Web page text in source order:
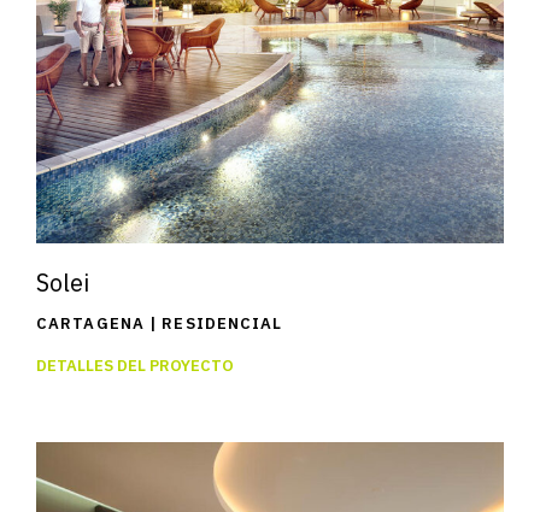
Solei
CARTAGENA | RESIDENCIAL
DETALLES DEL PROYECTO